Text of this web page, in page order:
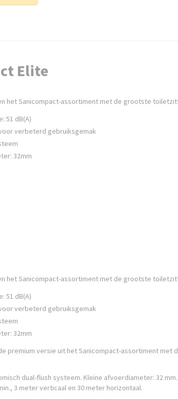
Elite
het Sanicompact-assortiment met de grootste
51 dB(A)
verbeterd gebruiksgemak
32mm
het Sanicompact-assortiment met de grootste
51 dB(A)
verbeterd gebruiksgemak
32mm
premium versie uit het Sanicompact-assortiment met
dual-flush systeem. Kleine afvoerdiameter: 32 mm.
3 meter verticaal en 30 meter horizontaal.